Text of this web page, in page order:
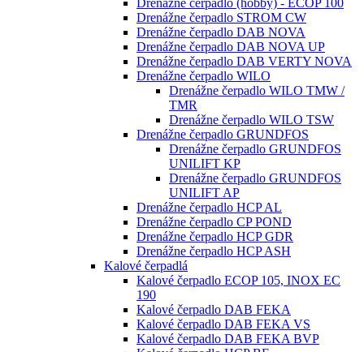
Drenážne čerpadlo STROM CW
Drenážne čerpadlo DAB NOVA
Drenážne čerpadlo DAB NOVA UP
Drenážne čerpadlo DAB VERTY NOVA
Drenážne čerpadlo WILO
Drenážne čerpadlo WILO TMW /
TMR
Drenážne čerpadlo WILO TSW
Drenážne čerpadlo GRUNDFOS
Drenážne čerpadlo GRUNDFOS
UNILIFT KP
Drenážne čerpadlo GRUNDFOS
UNILIFT AP
Drenážne čerpadlo HCP AL
Drenážne čerpadlo CP POND
Drenážne čerpadlo HCP GDR
Drenážne čerpadlo HCP ASH
Kalové čerpadlá
Kalové čerpadlo ECOP 105, INOX EC
190
Kalové čerpadlo DAB FEKA
Kalové čerpadlo DAB FEKA VS
Kalové čerpadlo DAB FEKA BVP